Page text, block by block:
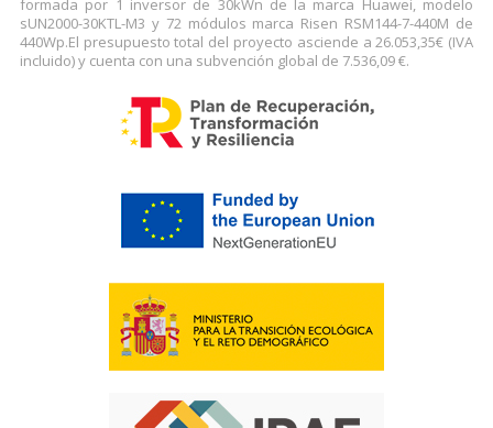
sUN2000-30KTL-M3 y 72 módulos marca Risen RSM144-7-440M de
440Wp.El presupuesto total del proyecto asciende a 26.053,35€ (IVA
incluido) y cuenta con una subvención global de 7.536,09 €.